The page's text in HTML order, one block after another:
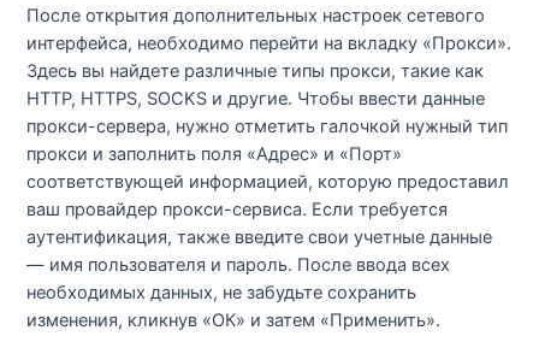
После открытия дополнительных настроек сетевого
интерфейса, необходимо перейти на вкладку «Прокси».
Здесь вы найдете различные типы прокси, такие как
HTTP, HTTPS, SOCKS и другие. Чтобы ввести данные
прокси-сервера, нужно отметить галочкой нужный тип
прокси и заполнить поля «Адрес» и «Порт»
соответствующей информацией, которую предоставил
ваш провайдер прокси-сервиса. Если требуется
аутентификация, также введите свои учетные данные
— имя пользователя и пароль. После ввода всех
необходимых данных, не забудьте сохранить
изменения, кликнув «ОК» и затем «Применить».